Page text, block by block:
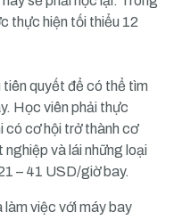
thực hiện tối thiểu 12
tiên quyết để có thể tìm
Học viên phải thực
có cơ hội trở thành cơ
và lái những loại
– 41 USD/giờ bay.
làm việc với máy bay